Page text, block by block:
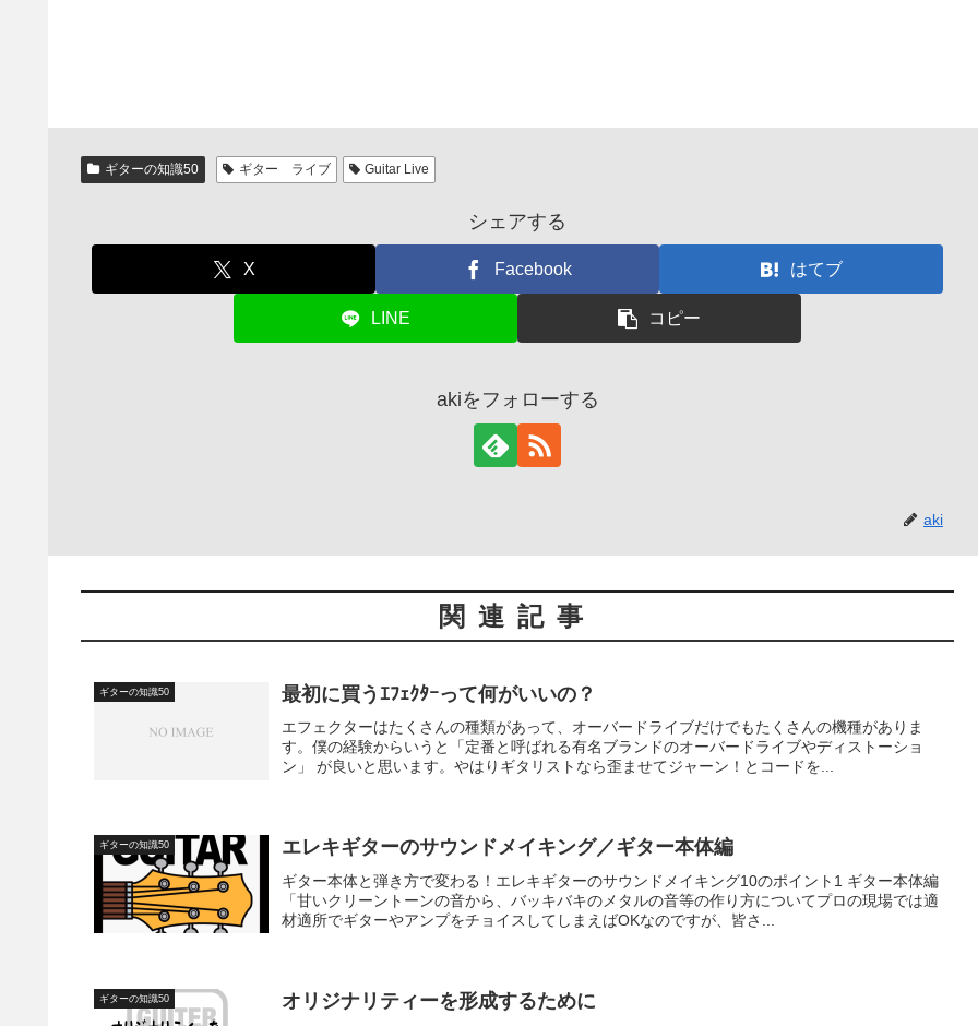
ギターの知識50 ギター ライブ Guitar Live
シェアする
X Facebook はてブ
LINE コピー
akiをフォローする
aki
関連記事
ギターの知識50 最初に買うｴﾌｪｸﾀｰって何がいいの？
エフェクターはたくさんの種類があって、オーバードライブだけでもたくさんの機種がありま
す。僕の経験からいうと「定番と呼ばれる有名ブランドのオーバードライブやディストーショ
ン」 が良いと思います。やはりギタリストなら歪ませてジャーン！とコードを...
ギターの知識50 エレキギターのサウンドメイキング／ギター本体編
ギター本体と弾き方で変わる！エレキギターのサウンドメイキング10のポイント1 ギター本体編
「甘いクリーントーンの音から、バッキバキのメタルの音等の作り方についてプロの現場では適
材適所でギターやアンプをチョイスしてしまえばOKなのですが、皆さ...
ギターの知識50 オリジナリティーを形成するために